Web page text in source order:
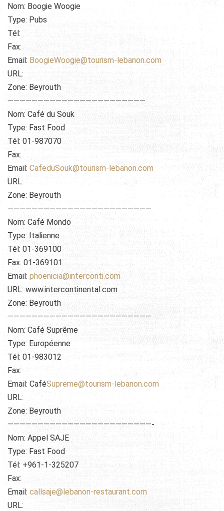
Nom: Boogie Woogie
Type: Pubs
Tél:
Fax:
Email: BoogieWoogie@tourism-lebanon.com
URL:
Zone: Beyrouth
———————————————————————
Nom: Café du Souk
Type: Fast Food
Tél: 01-987070
Fax:
Email: CafeduSouk@tourism-lebanon.com
URL:
Zone: Beyrouth
————————————————————————
Nom: Café Mondo
Type: Italienne
Tél: 01-369100
Fax: 01-369101
Email: phoenicia@interconti.com
URL: www.intercontinental.com
Zone: Beyrouth
————————————————————————
Nom: Café Suprême
Type: Européenne
Tél: 01-983012
Fax:
Email: CaféSupreme@tourism-lebanon.com
URL:
Zone: Beyrouth
————————————————————————-
Nom: Appel SAJE
Type: Fast Food
Tél: +961-1-325207
Fax:
Email: callsaje@lebanon-restaurant.com
URL: